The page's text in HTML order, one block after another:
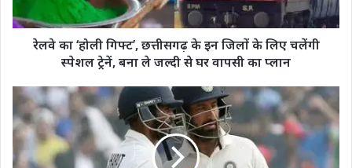
के
ट्रेनें,
ले
जल्दी
से
रेलवे का ‘होली गिफ्ट’, छत्तीसगढ़ के इन जिलों के लिए चलेंगी
स्पेशल ट्रेनें, बना ले जल्दी से घर वापसी का प्लान
भारतीय
की
में